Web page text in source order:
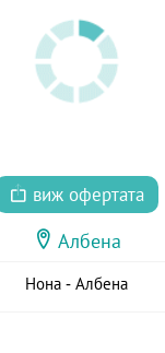
виж офертата
Албена
Нона - Албена